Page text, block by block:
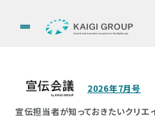
2026年7月号
宣伝担当者が知っておきたいクリエ